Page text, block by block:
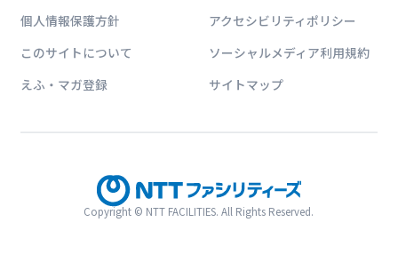
NTTファシリティーズジャ
NTTファシリティーズが運営する「NTTフ
ネルギー,建築に関するトップ対談,特集,コ
情報サイトです。
個人情報保護方針
アクセシビリティポリシー
このサイトについて
ソーシャルメディア利用規約
えふ・マガ登録
サイトマップ
Copyright © NTT FACILITIES. All Rights Reserved.